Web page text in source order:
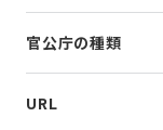
官公庁の種類
URL